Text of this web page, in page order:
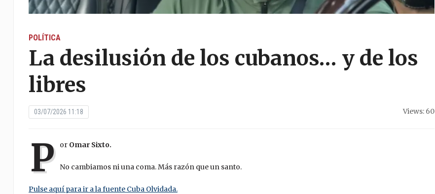
POLÍTICA
La desilusión de los cubanos… y de los
libres
03/07/2026 11:18 Views: 60
P or Omar Sixto.
No cambiamos ni una coma. Más razón que un santo.
Pulse aquí para ir a la fuente Cuba Olvidada.